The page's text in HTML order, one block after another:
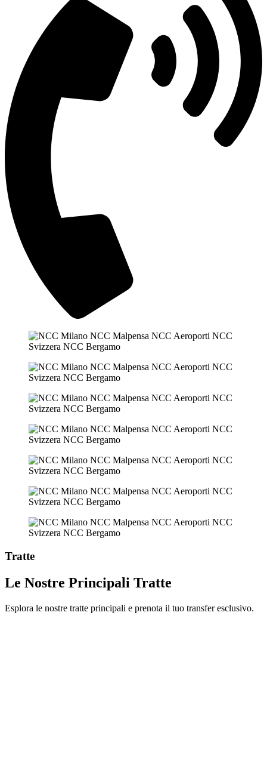
Tratte
Le Nostre Principali Tratte
Esplora le nostre tratte principali e prenota il tuo transfer esclusivo.